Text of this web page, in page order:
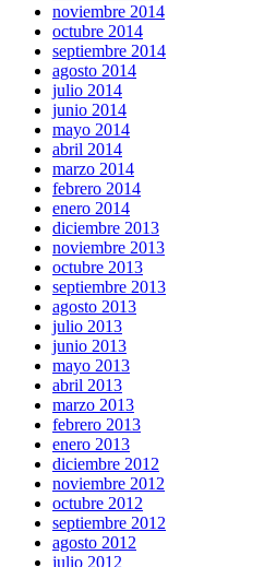
noviembre 2014
octubre 2014
septiembre 2014
agosto 2014
julio 2014
junio 2014
mayo 2014
abril 2014
marzo 2014
febrero 2014
enero 2014
diciembre 2013
noviembre 2013
octubre 2013
septiembre 2013
agosto 2013
julio 2013
junio 2013
mayo 2013
abril 2013
marzo 2013
febrero 2013
enero 2013
diciembre 2012
noviembre 2012
octubre 2012
septiembre 2012
agosto 2012
julio 2012